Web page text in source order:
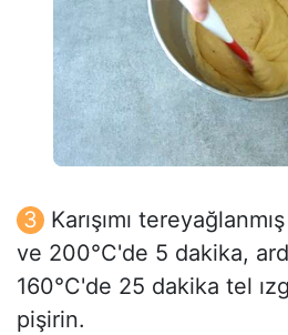
Karışımı
ve 200°C'de 5 dakika,
160°C'de 25 dakika tel
pişirin.